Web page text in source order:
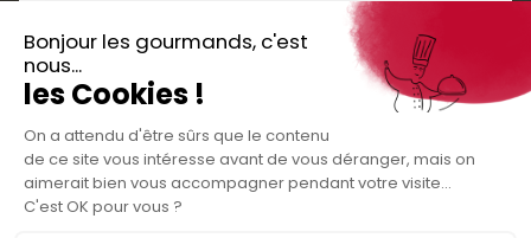
Routes gourmandes
Partenaires
Presse
Créer votre espace personnel
Informations légales
Téléchargez
l'application gratuite !
Nos bons plans et découvertes
gourmandes à vivre en famille et entre
amis